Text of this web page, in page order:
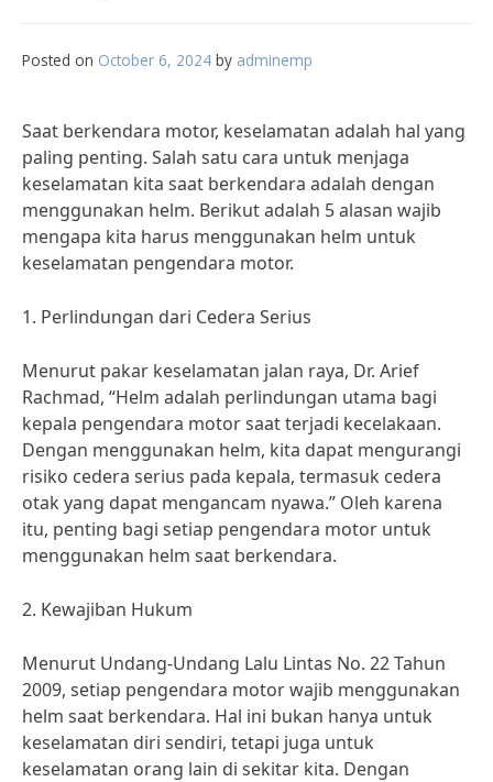
Posted on October 6, 2024 by adminemp
Saat berkendara motor, keselamatan adalah hal yang
paling penting. Salah satu cara untuk menjaga
keselamatan kita saat berkendara adalah dengan
menggunakan helm. Berikut adalah 5 alasan wajib
mengapa kita harus menggunakan helm untuk
keselamatan pengendara motor.
1. Perlindungan dari Cedera Serius
Menurut pakar keselamatan jalan raya, Dr. Arief
Rachmad, “Helm adalah perlindungan utama bagi
kepala pengendara motor saat terjadi kecelakaan.
Dengan menggunakan helm, kita dapat mengurangi
risiko cedera serius pada kepala, termasuk cedera
otak yang dapat mengancam nyawa.” Oleh karena
itu, penting bagi setiap pengendara motor untuk
menggunakan helm saat berkendara.
2. Kewajiban Hukum
Menurut Undang-Undang Lalu Lintas No. 22 Tahun
2009, setiap pengendara motor wajib menggunakan
helm saat berkendara. Hal ini bukan hanya untuk
keselamatan diri sendiri, tetapi juga untuk
keselamatan orang lain di sekitar kita. Dengan